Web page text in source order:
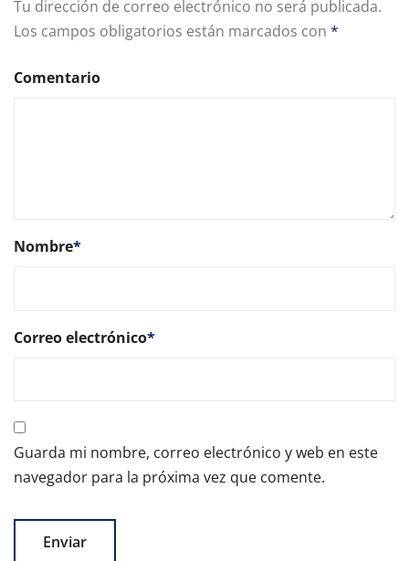
Tu dirección de correo electrónico no será publicada.
Los campos obligatorios están marcados con *
Comentario
Nombre*
Correo electrónico*
Guarda mi nombre, correo electrónico y web en este
navegador para la próxima vez que comente.